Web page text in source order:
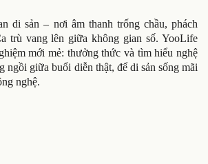
di sản – nơi âm thanh trống chầu, phách
trù vang lên giữa không gian số. YooLife
mới mẻ: thưởng thức và tìm hiểu nghệ
ngồi giữa buổi diễn thật, để di sản sống mãi
nghệ.